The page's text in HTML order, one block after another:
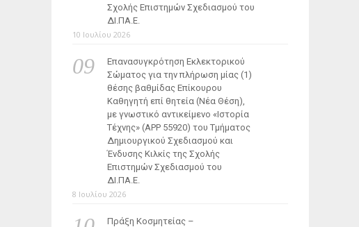
Σχολής Επιστημών Σχεδιασμού του
ΔΙ.ΠΑ.Ε.
10 Ιουλίου 2026
Επανασυγκρότηση Εκλεκτορικού
Σώματος για την πλήρωση μίας (1)
θέσης βαθμίδας Επίκουρου
Καθηγητή επί θητεία (Νέα Θέση),
με γνωστικό αντικείμενο «Ιστορία
Τέχνης» (ΑΡΡ 55920) του Τμήματος
Δημιουργικού Σχεδιασμού και
Ένδυσης Κιλκίς της Σχολής
Επιστημών Σχεδιασμού του
ΔΙ.ΠΑ.Ε.
8 Ιουλίου 2026
Πράξη Κοσμητείας –